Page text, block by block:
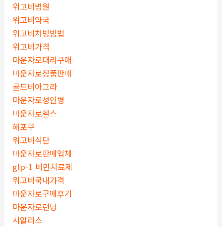
위고비병원
위고비약국
위고비처방방법
위고비가격
마운자로대리구매
마운자로정품판매
골드비아그라
마운자로성인병
마운자로헬스
해포쿠
위고비식단
마운자로판매업체
glp-1 비만치료제
위고비국내가격
마운자로구매후기
마운자로런닝
시알리스